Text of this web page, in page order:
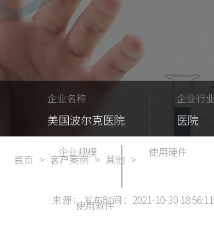
企业名称
美国波尔克医院
企业行
医院
企业规模 使用硬件
使用软件
首页 > 客户案例 > 其他 >
来源： 发布时间：2021-10-30 18:56:11